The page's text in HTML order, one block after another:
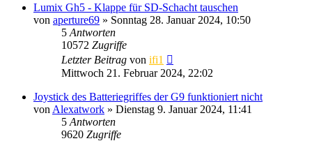
Lumix Gh5 - Klappe für SD-Schacht tauschen
von aperture69 » Sonntag 28. Januar 2024, 10:50
5 Antworten
10572 Zugriffe
Letzter Beitrag von ifi1
Mittwoch 21. Februar 2024, 22:02
Joystick des Batteriegriffes der G9 funktioniert nicht
von Alexatwork » Dienstag 9. Januar 2024, 11:41
5 Antworten
9620 Zugriffe